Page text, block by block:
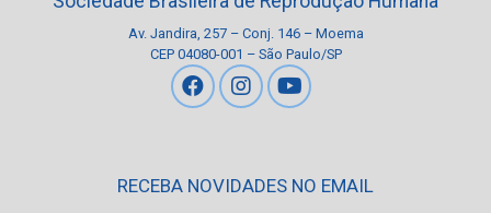
Av. Jandira, 257 – Conj. 146 – Moema
CEP 04080-001 – São Paulo/SP
RECEBA NOVIDADES NO EMAIL